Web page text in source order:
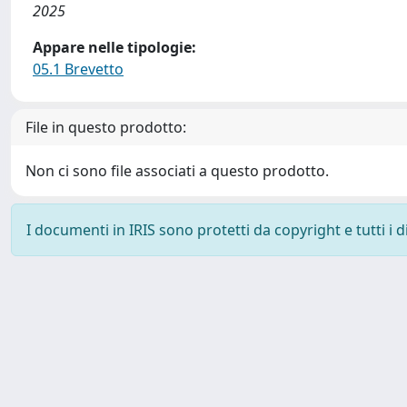
2025
Appare nelle tipologie:
05.1 Brevetto
File in questo prodotto:
Non ci sono file associati a questo prodotto.
I documenti in IRIS sono protetti da copyright e tutti i